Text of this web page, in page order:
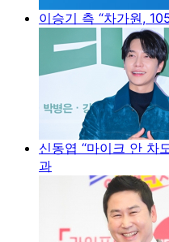
이승기 측 “차가원,
신동엽 “마이크 안 차
과